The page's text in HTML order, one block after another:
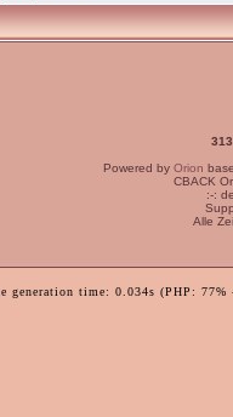
Powered by Orion
CBACK
:-:
Alle
generation time: 0.034s (PHP: